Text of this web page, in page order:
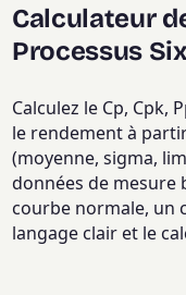
Calculateur
Processus
Calculez le Cp, Cpk,
le rendement à
(moyenne, sigma,
données de
courbe normale, un
langage clair et le